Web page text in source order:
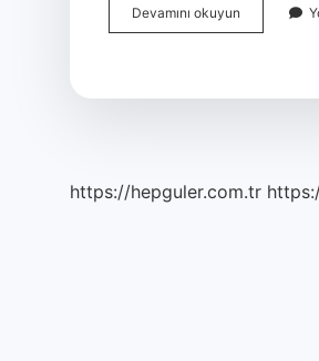
Devamını okuyun Bozüyük
Ankara
https://hepguler.com.tr